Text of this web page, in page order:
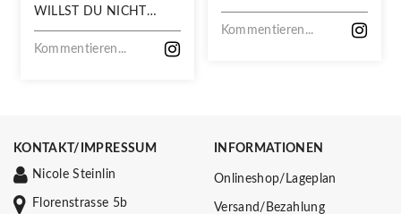
WILLST DU NICHT
VERPASSEN!
Kommentieren...
Kommentieren...
KONTAKT/IMPRESSUM
Nicole Steinlin
Florenstrasse 5b
INFORMATIONEN
Onlineshop/Lageplan
Versand/Bezahlung